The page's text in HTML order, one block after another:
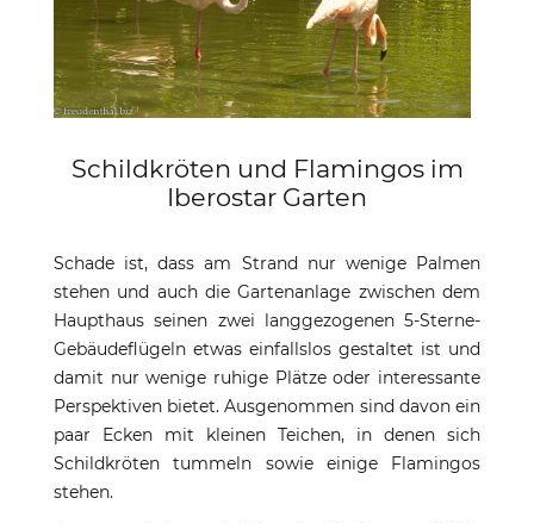
Schildkröten und Flamingos im
Iberostar Garten
Schade ist, dass am Strand nur wenige Palmen
stehen und auch die Gartenanlage zwischen dem
Haupthaus seinen zwei langgezogenen 5-Sterne-
Gebäudeflügeln etwas einfallslos gestaltet ist und
damit nur wenige ruhige Plätze oder interessante
Perspektiven bietet. Ausgenommen sind davon ein
paar Ecken mit kleinen Teichen, in denen sich
Schildkröten tummeln sowie einige Flamingos
stehen.